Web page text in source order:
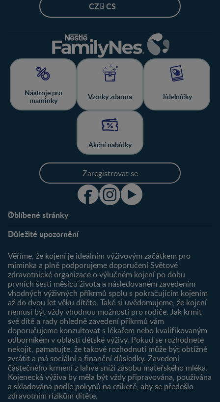
CZ - CS
Nástroje pro
maminky
Vzorky zdarma Jídelníčky
Akční nabídky
Zaregistrovat se
Oblíbené stránky
O nás
Můj účet
Registrace
Newsletter
Přihlášení
Produkty
Najít produkt
Důležité upozornění
Věříme, že kojení je ideálním výživovým začátkem pro
miminka a plně podporujeme doporučení Světové
zdravotnické organizace o výlučném kojení po dobu
prvních šesti měsíců života a následovaném zavedením
vhodných výživných příkrmů spolu s pokračujícím kojením
až do dvou let věku dítěte. Také si uvědomujeme, že kojení
nemusí být vždy vhodnou možností pro rodiče. Jak krmit
své dítě a rady ohledně zavedení příkrmů vám
doporučujeme konzultovat s lékařem nebo kvalifikovaným
odborníkem v oblasti dětské výživy. Pokud se rozhodnete
nekojit, pamatujte, že takové rozhodnutí může být obtížné
zvrátit a má sociální a finanční důsledky. Zavedení
částečného krmení z lahve sníží zásobu mateřského mléka.
Kojenecká výživa by měla být vždy připravována, používána
a skladována podle pokynů na etiketě, aby se předešlo
zdravotním rizikům dítěte.